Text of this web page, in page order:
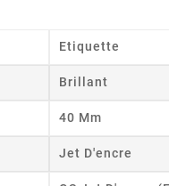
Etiquette
Brillant
40 Mm
Jet D'encre